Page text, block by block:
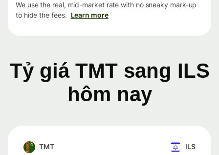
We use the real, mid-market rate with no sneaky mark-up
to hide the fees. Learn more
Tỷ giá TMT sang ILS
hôm nay
TMT ILS